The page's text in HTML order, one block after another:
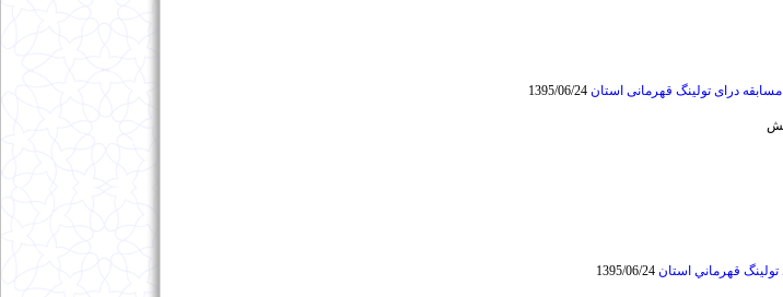
درای تولینگ قهرمانی استان 1395/06/24
قهرماني استان 1395/06/24